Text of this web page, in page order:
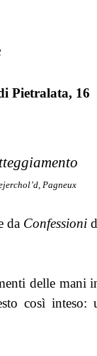
Pietralata, 16
Pagneux
da Confessioni
delle mani
così inteso: